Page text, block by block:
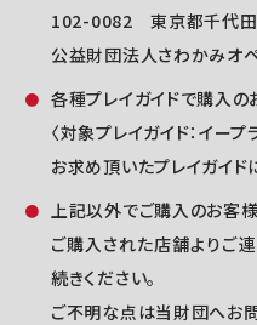
102-0082 東京都千代
公益財団法人さわかみ
各種プレイガイドで購入の
〈対象プレイガイド：イープ
お求め頂いたプレイガイド
上記以外でご購入のお客様
ご購入された店舗よりご
続きください。
ご不明な点は当財団へお